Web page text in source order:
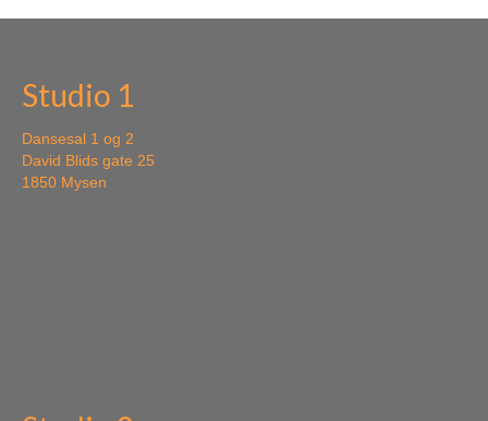
Studio 1
Dansesal 1 og 2
David Blids gate 25
1850 Mysen